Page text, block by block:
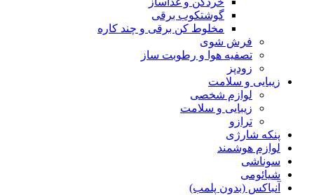
گوشتکوب برقی
مخلوط کن برقی و چند کاره
فرش شوی
تصفیه هوا و رطوبت ساز
زودپز
زیبایی و سلامت
لوازم شخصی
زیبایی و سلامت
ترازو
پنکه شارژی
لوازم هوشمند
سوناشی
شیائومی
آنباکس (بدون پلمب)